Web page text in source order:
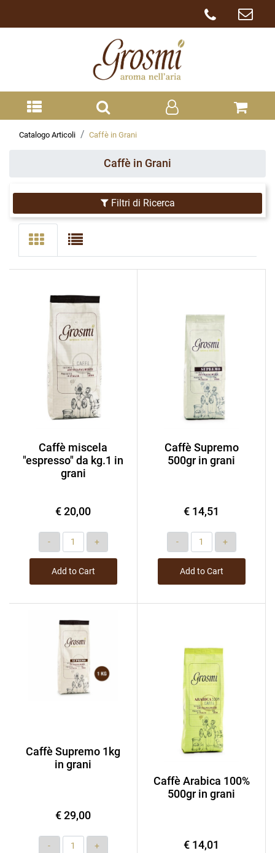
Catalogo Articoli Caffè in Grani
Caffè in Grani
Filtri di Ricerca
Caffè miscela
"espresso" da kg.1 in
grani
€ 20,00
Quantity
Add to Cart
Caffè Supremo
500gr in grani
€ 14,51
Quantity
Add to Cart
Caffè Supremo 1kg
in grani
€ 29,00
Quantity
Caffè Arabica 100%
500gr in grani
€ 14,01